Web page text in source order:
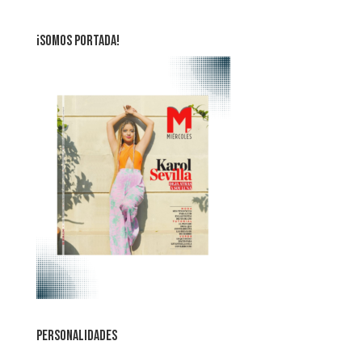
¡SOMOS PORTADA!
PERSONALIDADES